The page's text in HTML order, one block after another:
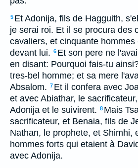
5 Et Adonija, fils de Hagguith,
je serai roi. Et il se procura des
cavaliers, et cinquante hommes
devant lui. 6 Et son pere ne
en disant: Pourquoi fais-tu
tres-bel homme; et sa mere
Absalom. 7 Et il confera avec
et avec Abiathar, le
Adonija et le suivirent. 8 Mais
sacrificateur, et Benaia, fils de
Nathan, le prophete, et Shimhi,
hommes forts qui etaient à
avec Adonija.